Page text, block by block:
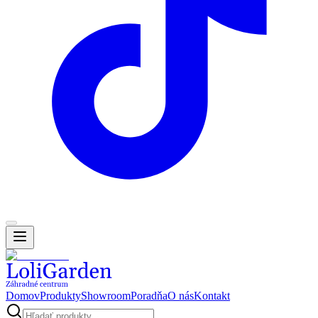
DomovProduktyShowroomPoradňaO násKontakt